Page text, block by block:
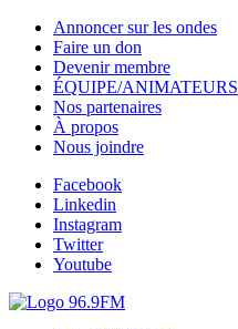
Annoncer sur les ondes
Faire un don
Devenir membre
ÉQUIPE/ANIMATEURS
Nos partenaires
À propos
Nous joindre
Facebook
Linkedin
Instagram
Twitter
Youtube